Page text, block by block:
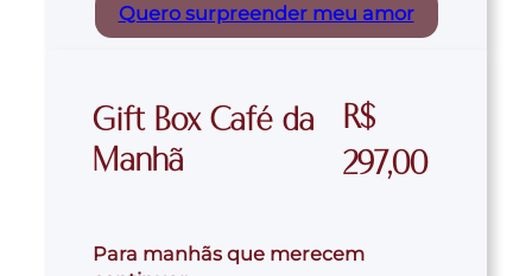
Quero surpreender meu amor
Gift Box Café da
Manhã
R$
297,00
Para manhãs que merecem